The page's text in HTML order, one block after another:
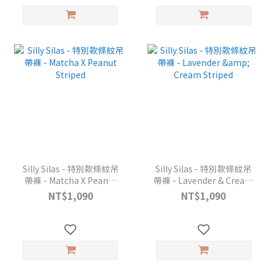
Silly Silas - 特別款條紋吊
帶褲 - Matcha X Peanut
Striped
NT$1,090
Silly Silas - 特別款條紋吊
帶褲 - Lavender & Cream
Striped
NT$1,090